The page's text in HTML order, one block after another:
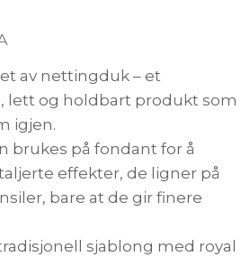
av nettingduk – et
lett og holdbart produkt som
igjen.
brukes på fondant for å
effekter, de ligner på
bare at de gir finere
sjablong med royal